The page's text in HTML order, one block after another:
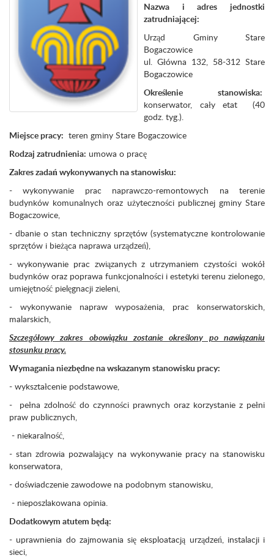
Nazwa i adres jednostki
zatrudniającej:
Urząd Gminy Stare
Bogaczowice
ul. Główna 132, 58-312 Stare
Bogaczowice
Określenie stanowiska:
konserwator, cały etat (40
godz. tyg.).
Miejsce pracy: teren gminy Stare Bogaczowice
Rodzaj zatrudnienia: umowa o pracę
Zakres zadań wykonywanych na stanowisku:
- wykonywanie prac naprawczo-remontowych na terenie
budynków komunalnych oraz użyteczności publicznej gminy Stare
Bogaczowice,
- dbanie o stan techniczny sprzętów (systematyczne kontrolowanie
sprzętów i bieżąca naprawa urządzeń),
- wykonywanie prac związanych z utrzymaniem czystości wokół
budynków oraz poprawa funkcjonalności i estetyki terenu zielonego,
umiejętność pielęgnacji zieleni,
- wykonywanie napraw wyposażenia, prac konserwatorskich,
malarskich,
Szczegółowy zakres obowiązku zostanie określony po nawiązaniu
stosunku pracy.
Wymagania niezbędne na wskazanym stanowisku pracy:
- wykształcenie podstawowe,
- pełna zdolność do czynności prawnych oraz korzystanie z pełni
praw publicznych,
- niekaralność,
- stan zdrowia pozwalający na wykonywanie pracy na stanowisku
konserwatora,
- doświadczenie zawodowe na podobnym stanowisku,
- nieposzlakowana opinia.
Dodatkowym atutem będą:
- uprawnienia do zajmowania się eksploatacją urządzeń, instalacji i
sieci,